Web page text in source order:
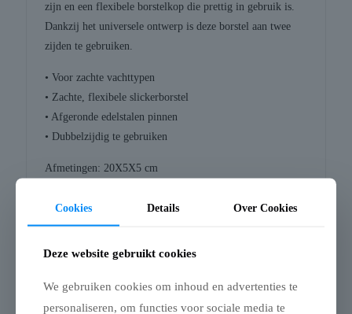
zijn en een flexibele borstelkop die prettig in gebruik is.
Dankzij het universele ontwerp is deze borstel aan twee
zijden te gebruiken.
• Voor zachte vachttypen
• Zachte, flexibele slickerborstel
• Afgeronde edelstalen pinnen
• Dubbelzijdig te gebruiken
Afmetingen: 20X5X5 cm
Gerelateerde producten
Cookies Details Over Cookies
Deze website gebruikt cookies
We gebruiken cookies om inhoud en advertenties te
personaliseren, om functies voor sociale media te